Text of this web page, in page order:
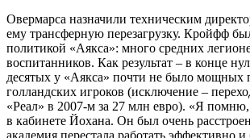
Овермарса назначили техническим
ему трансферную перезагрузку. Кройфф
политикой «Аякса»: много средних
воспитанников. Как результат – в конце
десятых у «Аякса» почти не было мощных
голландских игроков (исключение –
«Реал» в 2007-м за 27 млн евро). «Я
в кабинете Йохана. Он был очень